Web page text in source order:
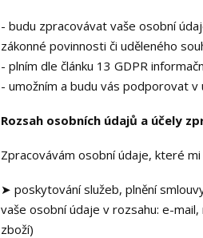
- budu zpracovávat vaše osobní
zákonné povinnosti či uděleného
- plním dle článku 13 GDPR
- umožním a budu vás podporovat v
Rozsah osobních údajů a účely
Zpracovávám osobní údaje, které
➤ poskytování služeb, plnění
vaše osobní údaje v rozsahu: e-
zboží)